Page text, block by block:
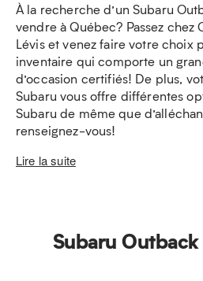
À la recherche d’un Subaru
vendre à Québec? Passez chez
Lévis et venez faire votre choix
inventaire qui comporte un
d’occasion certifiés! De plus,
Subaru vous offre différentes
Subaru de même que
renseignez-vous!
Lire la suite
Subaru